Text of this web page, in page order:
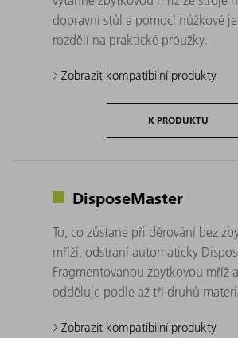
dopravní stůl a pomocí nůžkové
rozdělí na praktické proužky.
Zobrazit kompatibilní produkty
K PRODUKTU
DisposeMaster
To, co zůstane při děrování bez
mříží, odstraní automaticky
Fragmentovanou zbytkovou mříž
odděluje podle až tří druhů
Zobrazit kompatibilní produkty